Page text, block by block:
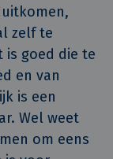
zelf te
is goed die te
en van
is een
Wel weet
om eens